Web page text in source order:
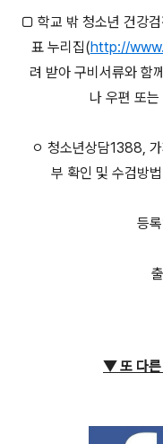
□ 학교 밖 청소년 건강
표 누리집(http://
려 받아 구비서류와 함
나 우편 또
ㅇ 청소년상담1388,
부 확인 및 수검방
등
▼ 또 다른